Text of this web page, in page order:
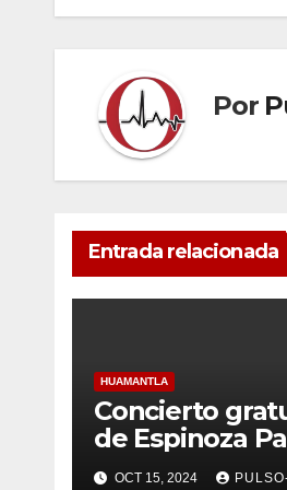
entradas
Por
Entrada relacionada
HUAMANTLA
Concierto
de Espinoza
Huamantla se
OCT 15, 2024